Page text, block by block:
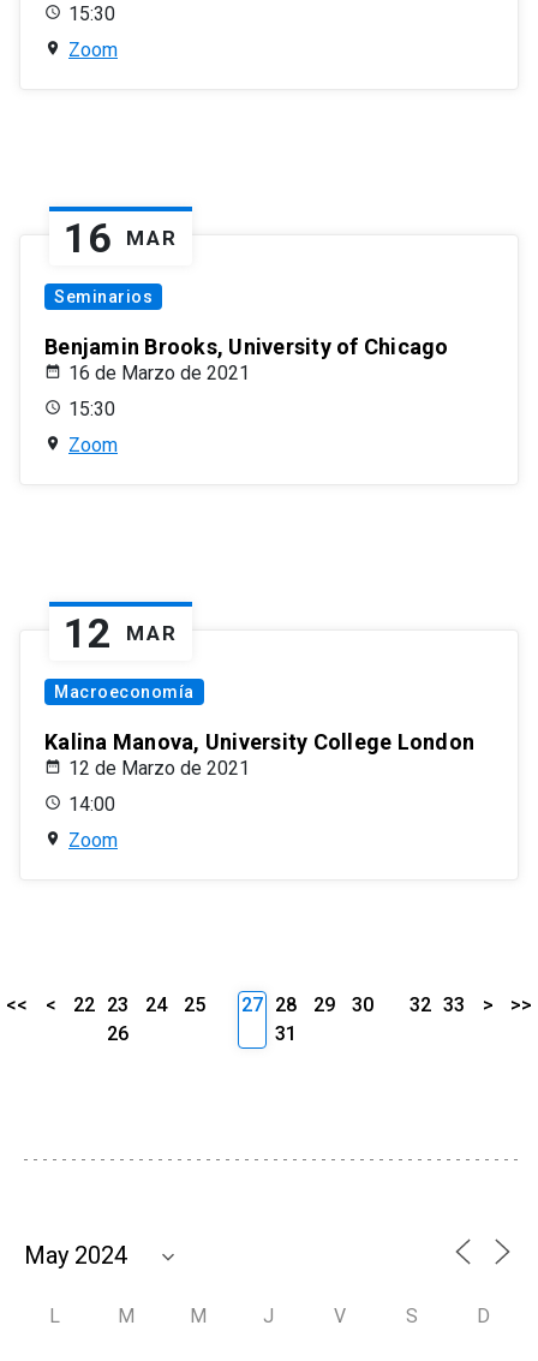
15:30
Zoom
16 MAR
Seminarios
Benjamin Brooks, University of Chicago
16 de Marzo de 2021
15:30
Zoom
12 MAR
Macroeconomía
Kalina Manova, University College London
12 de Marzo de 2021
14:00
Zoom
<< < 22 23 24
25
26
27 28 29
30
31
32 33 > >>
L M M J V S D